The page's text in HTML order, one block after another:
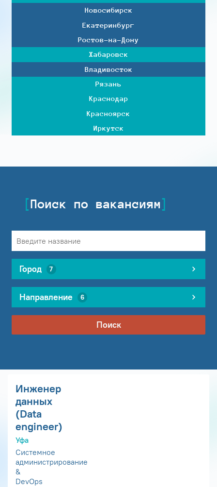
Новосибирск
Екатеринбург
Ростов-на-Дону
Хабаровск
Владивосток
Рязань
Краснодар
Красноярск
Иркутск
Поиск по вакансиям
Город 7
Направление 6
Поиск
Инженер
данных
(Data
engineer)
Уфа
Системное
администрирование
&
DevOps